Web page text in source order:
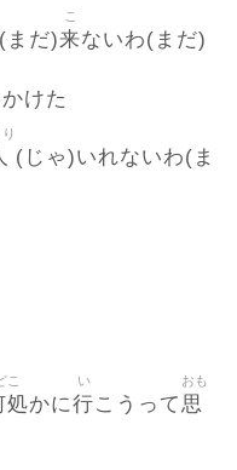
まだ)来
こ
ないわ(まだ)
けた
(じゃ)いれないわ(ま
処
こ
かに行
い
こうって思
おも